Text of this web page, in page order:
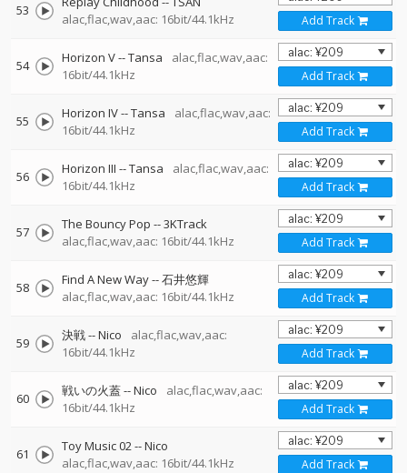
53
alac,flac,wav,aac: 16bit/44.1kHz
Add Track
54 Horizon V--Tansa
alac,flac,wav,aac:
16bit/44.1kHz
Add Track
55 Horizon IV--Tansa
alac,flac,wav,aac:
16bit/44.1kHz
Add Track
56 Horizon III --Tansa
alac,flac,wav,aac:
16bit/44.1kHz
Add Track
57 The Bouncy Pop --3KTrack
alac,flac,wav,aac: 16bit/44.1kHz
Add Track
58 Find A New Way--石井悠輝
alac,flac,wav,aac: 16bit/44.1kHz
Add Track
59 決戦--Nico
alac,flac,wav,aac:
16bit/44.1kHz
Add Track
60 戦いの火蓋--Nico
alac,flac,wav,aac:
16bit/44.1kHz
Add Track
61 Toy Music 02--Nico
alac,flac,wav,aac: 16bit/44.1kHz
Add Track